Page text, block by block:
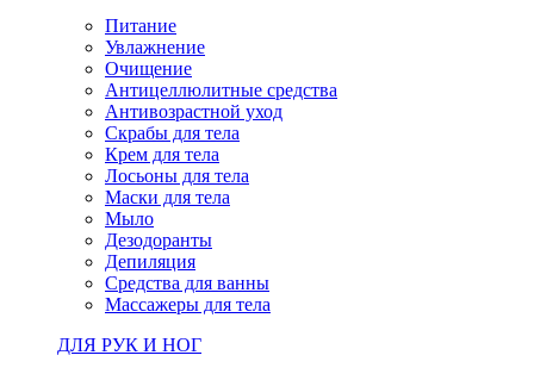
Питание
Увлажнение
Очищение
Антицеллюлитные средства
Антивозрастной уход
Скрабы для тела
Крем для тела
Лосьоны для тела
Маски для тела
Мыло
Дезодоранты
Депиляция
Средства для ванны
Массажеры для тела
ДЛЯ РУК И НОГ